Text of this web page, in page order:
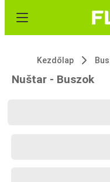
Kezdőlap
Nuštar - Buszok